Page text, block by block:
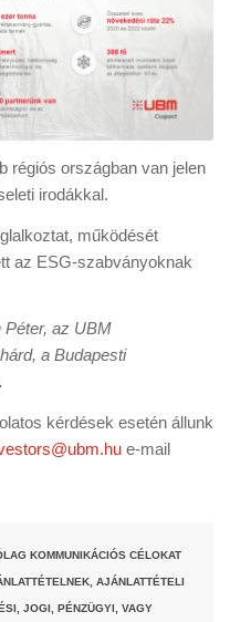
régiós országban van jelen
irodákkal.
működését
az ESG-szabványoknak
Péter, az UBM
a Budapesti
kérdések esetén állunk
e-mail
KOMMUNIKÁCIÓS CÉLOKAT
AJÁNLATTÉTELI
JOGI, PÉNZÜGYI, VAGY